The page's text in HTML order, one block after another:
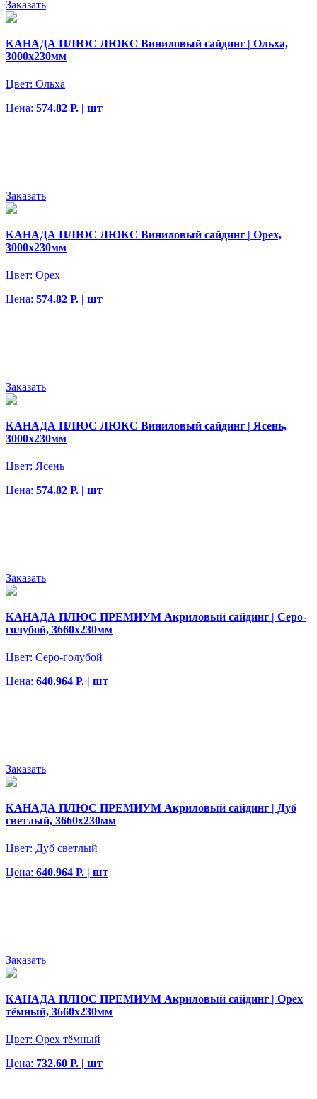
Заказать
КАНАДА ПЛЮС ЛЮКС Виниловый сайдинг | Ольха,
3000х230мм
Цвет: Ольха
Цена: 574.82 Р. | шт
Заказать
КАНАДА ПЛЮС ЛЮКС Виниловый сайдинг | Орех,
3000х230мм
Цвет: Орех
Цена: 574.82 Р. | шт
Заказать
КАНАДА ПЛЮС ЛЮКС Виниловый сайдинг | Ясень,
3000х230мм
Цвет: Ясень
Цена: 574.82 Р. | шт
Заказать
КАНАДА ПЛЮС ПРЕМИУМ Акриловый сайдинг | Серо-
голубой, 3660х230мм
Цвет: Серо-голубой
Цена: 640.964 Р. | шт
Заказать
КАНАДА ПЛЮС ПРЕМИУМ Акриловый сайдинг | Дуб
светлый, 3660х230мм
Цвет: Дуб светлый
Цена: 640.964 Р. | шт
Заказать
КАНАДА ПЛЮС ПРЕМИУМ Акриловый сайдинг | Орех
тёмный, 3660х230мм
Цвет: Орех тёмный
Цена: 732.60 Р. | шт